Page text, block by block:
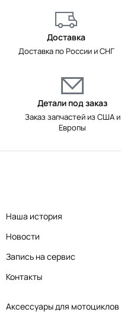
Доставка
Доставка по России и СНГ
Детали под заказ
Заказ запчастей из США и
Европы
Аксессуары для мотоциклов
Наша история
Новости
Запись на сервис
Контакты